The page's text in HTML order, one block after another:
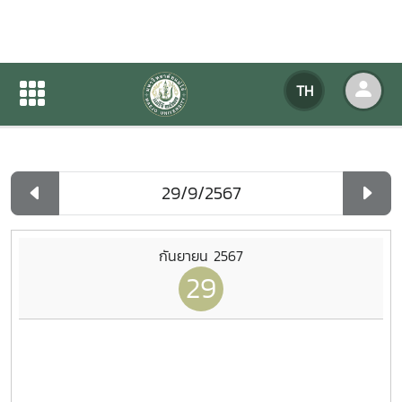
TH
ปฏิทินกิจกรรมของหน่วยงาน
ปฏิทินกิจกรรมของหน่วยงาน
กันยายน 2567
29